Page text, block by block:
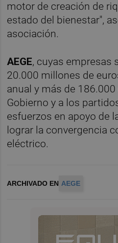
motor de creación de
estado del bienestar",
asociación.
AEGE, cuyas empresas
20.000 millones de
anual y más de 186.000
Gobierno y a los
esfuerzos en apoyo de
lograr la convergencia
eléctrico.
ARCHIVADO EN AEGE